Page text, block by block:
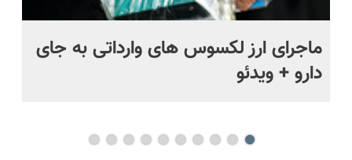
ماجرای ارز لکسوس های وارداتی به جای
دارو + ویدئو